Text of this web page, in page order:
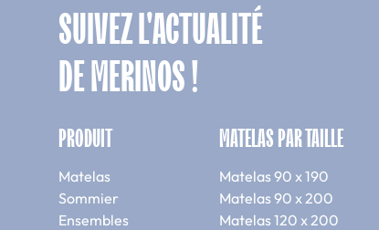
SUIVEZ L'ACTUALITÉ
DE MERINOS !
PRODUIT
Matelas
Sommier
Ensembles
MATELAS PAR TAILLE
Matelas 90 x 190
Matelas 90 x 200
Matelas 120 x 200